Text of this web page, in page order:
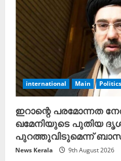
international Main Politics
ഇറാന്റെ പരമോന്നത
ഖമേനിയുടെ പുതിയ
പുറത്തുവിടുമെന്ന്
News Kerala 9th August 2026